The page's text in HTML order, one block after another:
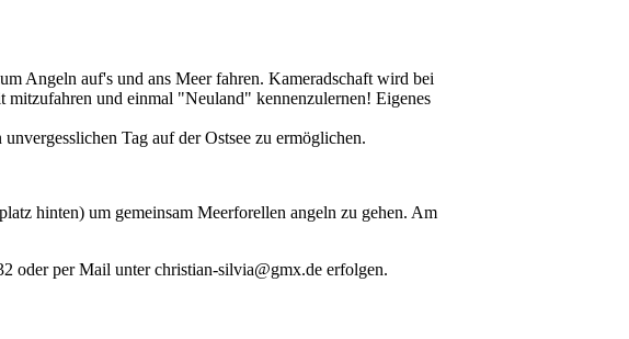
Angeln auf's und ans Meer fahren. Kameradschaft wird bei
und einmal "Neuland" kennenzulernen! Eigenes
Tag auf der Ostsee zu ermöglichen.
hinten) um gemeinsam Meerforellen angeln zu gehen. Am
oder per Mail unter christian-silvia@gmx.de erfolgen.